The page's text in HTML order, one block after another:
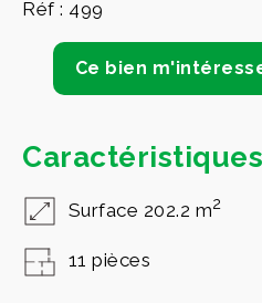
Réf : 499
Ce bien
Caractéristiques
Surface 202.2 m2
11 pièces